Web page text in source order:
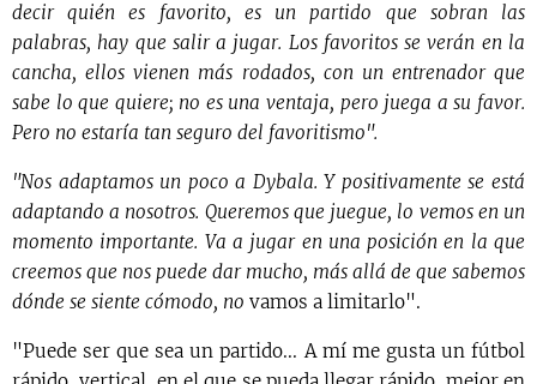
decir quién es favorito, es un partido que sobran las
palabras, hay que salir a jugar. Los favoritos se verán en la
cancha, ellos vienen más rodados, con un entrenador que
sabe lo que quiere; no es una ventaja, pero juega a su favor.
Pero no estaría tan seguro del favoritismo".
"Nos adaptamos un poco a Dybala. Y positivamente se está
adaptando a nosotros. Queremos que juegue, lo vemos en un
momento importante. Va a jugar en una posición en la que
creemos que nos puede dar mucho, más allá de que sabemos
dónde se siente cómodo, no vamos a limitarlo".
"Puede ser que sea un partido... A mí me gusta un fútbol